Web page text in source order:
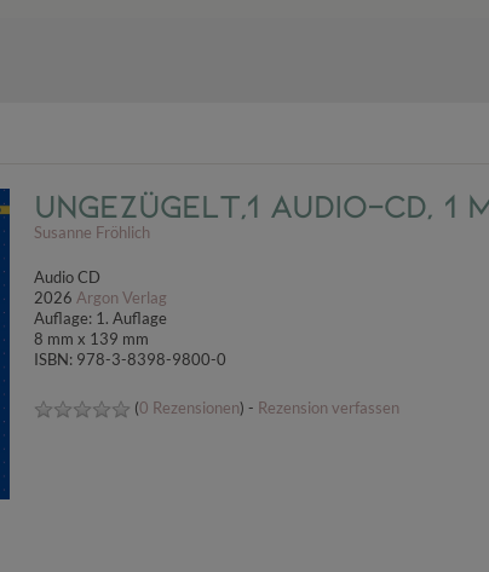
Ungezügelt,1 Audio-CD, 1
Susanne Fröhlich
Audio CD
2026 Argon Verlag
Auflage: 1. Auflage
8 mm x 139 mm
ISBN: 978-3-8398-9800-0
(0 Rezensionen) - Rezension verfassen